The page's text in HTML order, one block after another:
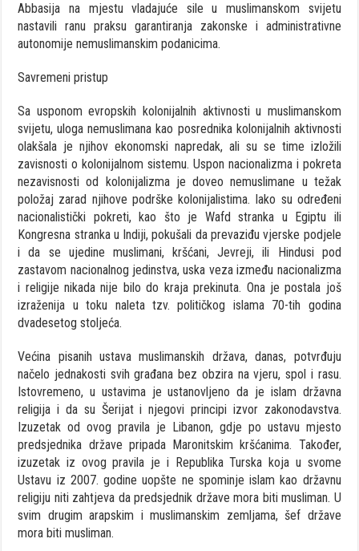
Abbasija na mjestu vladajuće sile u muslimanskom svijetu
nastavili ranu praksu garantiranja zakonske i administrativne
autonomije nemuslimanskim podanicima.
Savremeni pristup
Sa usponom evropskih kolonijalnih aktivnosti u muslimanskom
svijetu, uloga nemuslimana kao posrednika kolonijalnih aktivnosti
olakšala je njihov ekonomski napredak, ali su se time izložili
zavisnosti o kolonijalnom sistemu. Uspon nacionalizma i pokreta
nezavisnosti od kolonijalizma je doveo nemuslimane u težak
položaj zarad njihove podrške kolonijalistima. Iako su određeni
nacionalistički pokreti, kao što je Wafd stranka u Egiptu ili
Kongresna stranka u Indiji, pokušali da prevaziđu vjerske podjele
i da se ujedine muslimani, kršćani, Jevreji, ili Hindusi pod
zastavom nacionalnog jedinstva, uska veza između nacionalizma
i religije nikada nije bilo do kraja prekinuta. Ona je postala još
izraženija u toku naleta tzv. političkog islama 70-tih godina
dvadesetog stoljeća.
Većina pisanih ustava muslimanskih država, danas, potvrđuju
načelo jednakosti svih građana bez obzira na vjeru, spol i rasu.
Istovremeno, u ustavima je ustanovljeno da je islam državna
religija i da su Šerijat i njegovi principi izvor zakonodavstva.
Izuzetak od ovog pravila je Libanon, gdje po ustavu mjesto
predsjednika države pripada Maronitskim kršćanima. Također,
izuzetak iz ovog pravila je i Republika Turska koja u svome
Ustavu iz 2007. godine uopšte ne spominje islam kao državnu
religiju niti zahtjeva da predsjednik države mora biti musliman. U
svim drugim arapskim i muslimanskim zemljama, šef države
mora biti musliman.